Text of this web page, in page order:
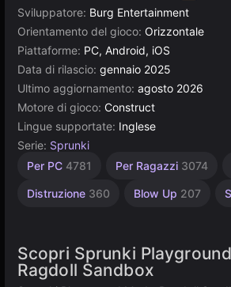
Sviluppatore: Burg Entertainment
Orientamento del gioco: Orizzontale
Piattaforme: PC, Android, iOS
Data di rilascio: gennaio 2025
Ultimo aggiornamento: agosto 2026
Motore di gioco: Construct
Lingue supportate: Inglese
Serie: Sprunki
Per PC 4781 Per Ragazzi 3074
Distruzione 360 Blow Up 207
Desktop
Alta
3569
Browser
Construct
Scopri Sprunki
Ragdoll Sandbox